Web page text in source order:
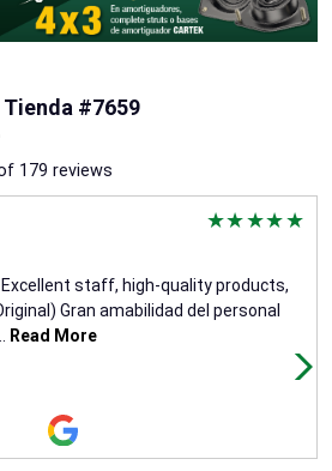
#7659
179 reviews
staff, high-quality products,
Gran amabilidad del personal
Read More